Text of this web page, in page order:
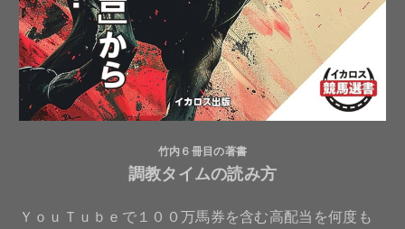
竹内６冊目の著書
調教タイムの読み方
ＹｏｕＴｕｂｅで１００万馬券を含む高配当を何度も